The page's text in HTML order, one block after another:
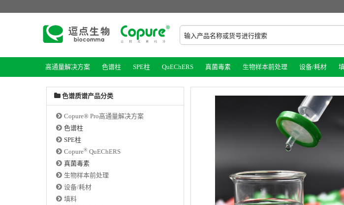
高通量解决方案 色谱柱 SPE柱 QuEChERS 真菌毒素 生物样本前处理 设备/耗材
色谱质谱产品分类
Copure® Pro高通量解决方案
色谱柱
SPE柱
Copure® QuEChERS
真菌毒素
生物样本前处理
设备/耗材
填料